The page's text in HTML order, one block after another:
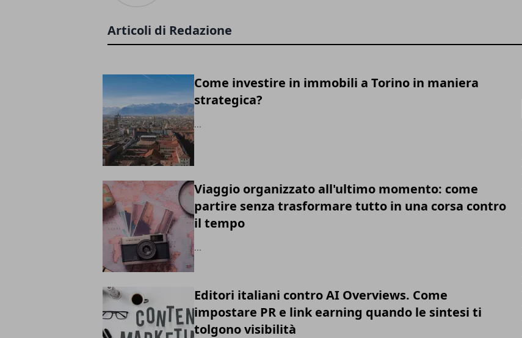
Articoli di Redazione
Come investire in immobili a Torino in maniera
strategica?
...
Viaggio organizzato all'ultimo momento: come
partire senza trasformare tutto in una corsa contro
il tempo
...
Editori italiani contro AI Overviews. Come
impostare PR e link earning quando le sintesi ti
tolgono visibilità